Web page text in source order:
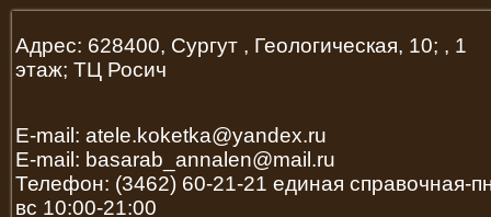
Адрес: 628400, Сургут , Геологическая, 10; , 1
этаж; ТЦ Росич
E-mail: atele.koketka@yandex.ru
E-mail: basarab_annalen@mail.ru
Телефон: (3462) 60-21-21 единая справочная-
вс 10:00-21:00